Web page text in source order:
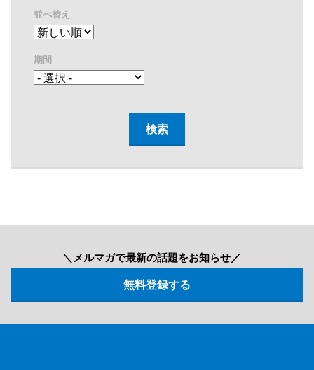
並べ替え
期間
＼メルマガで最新の話題をお知らせ／